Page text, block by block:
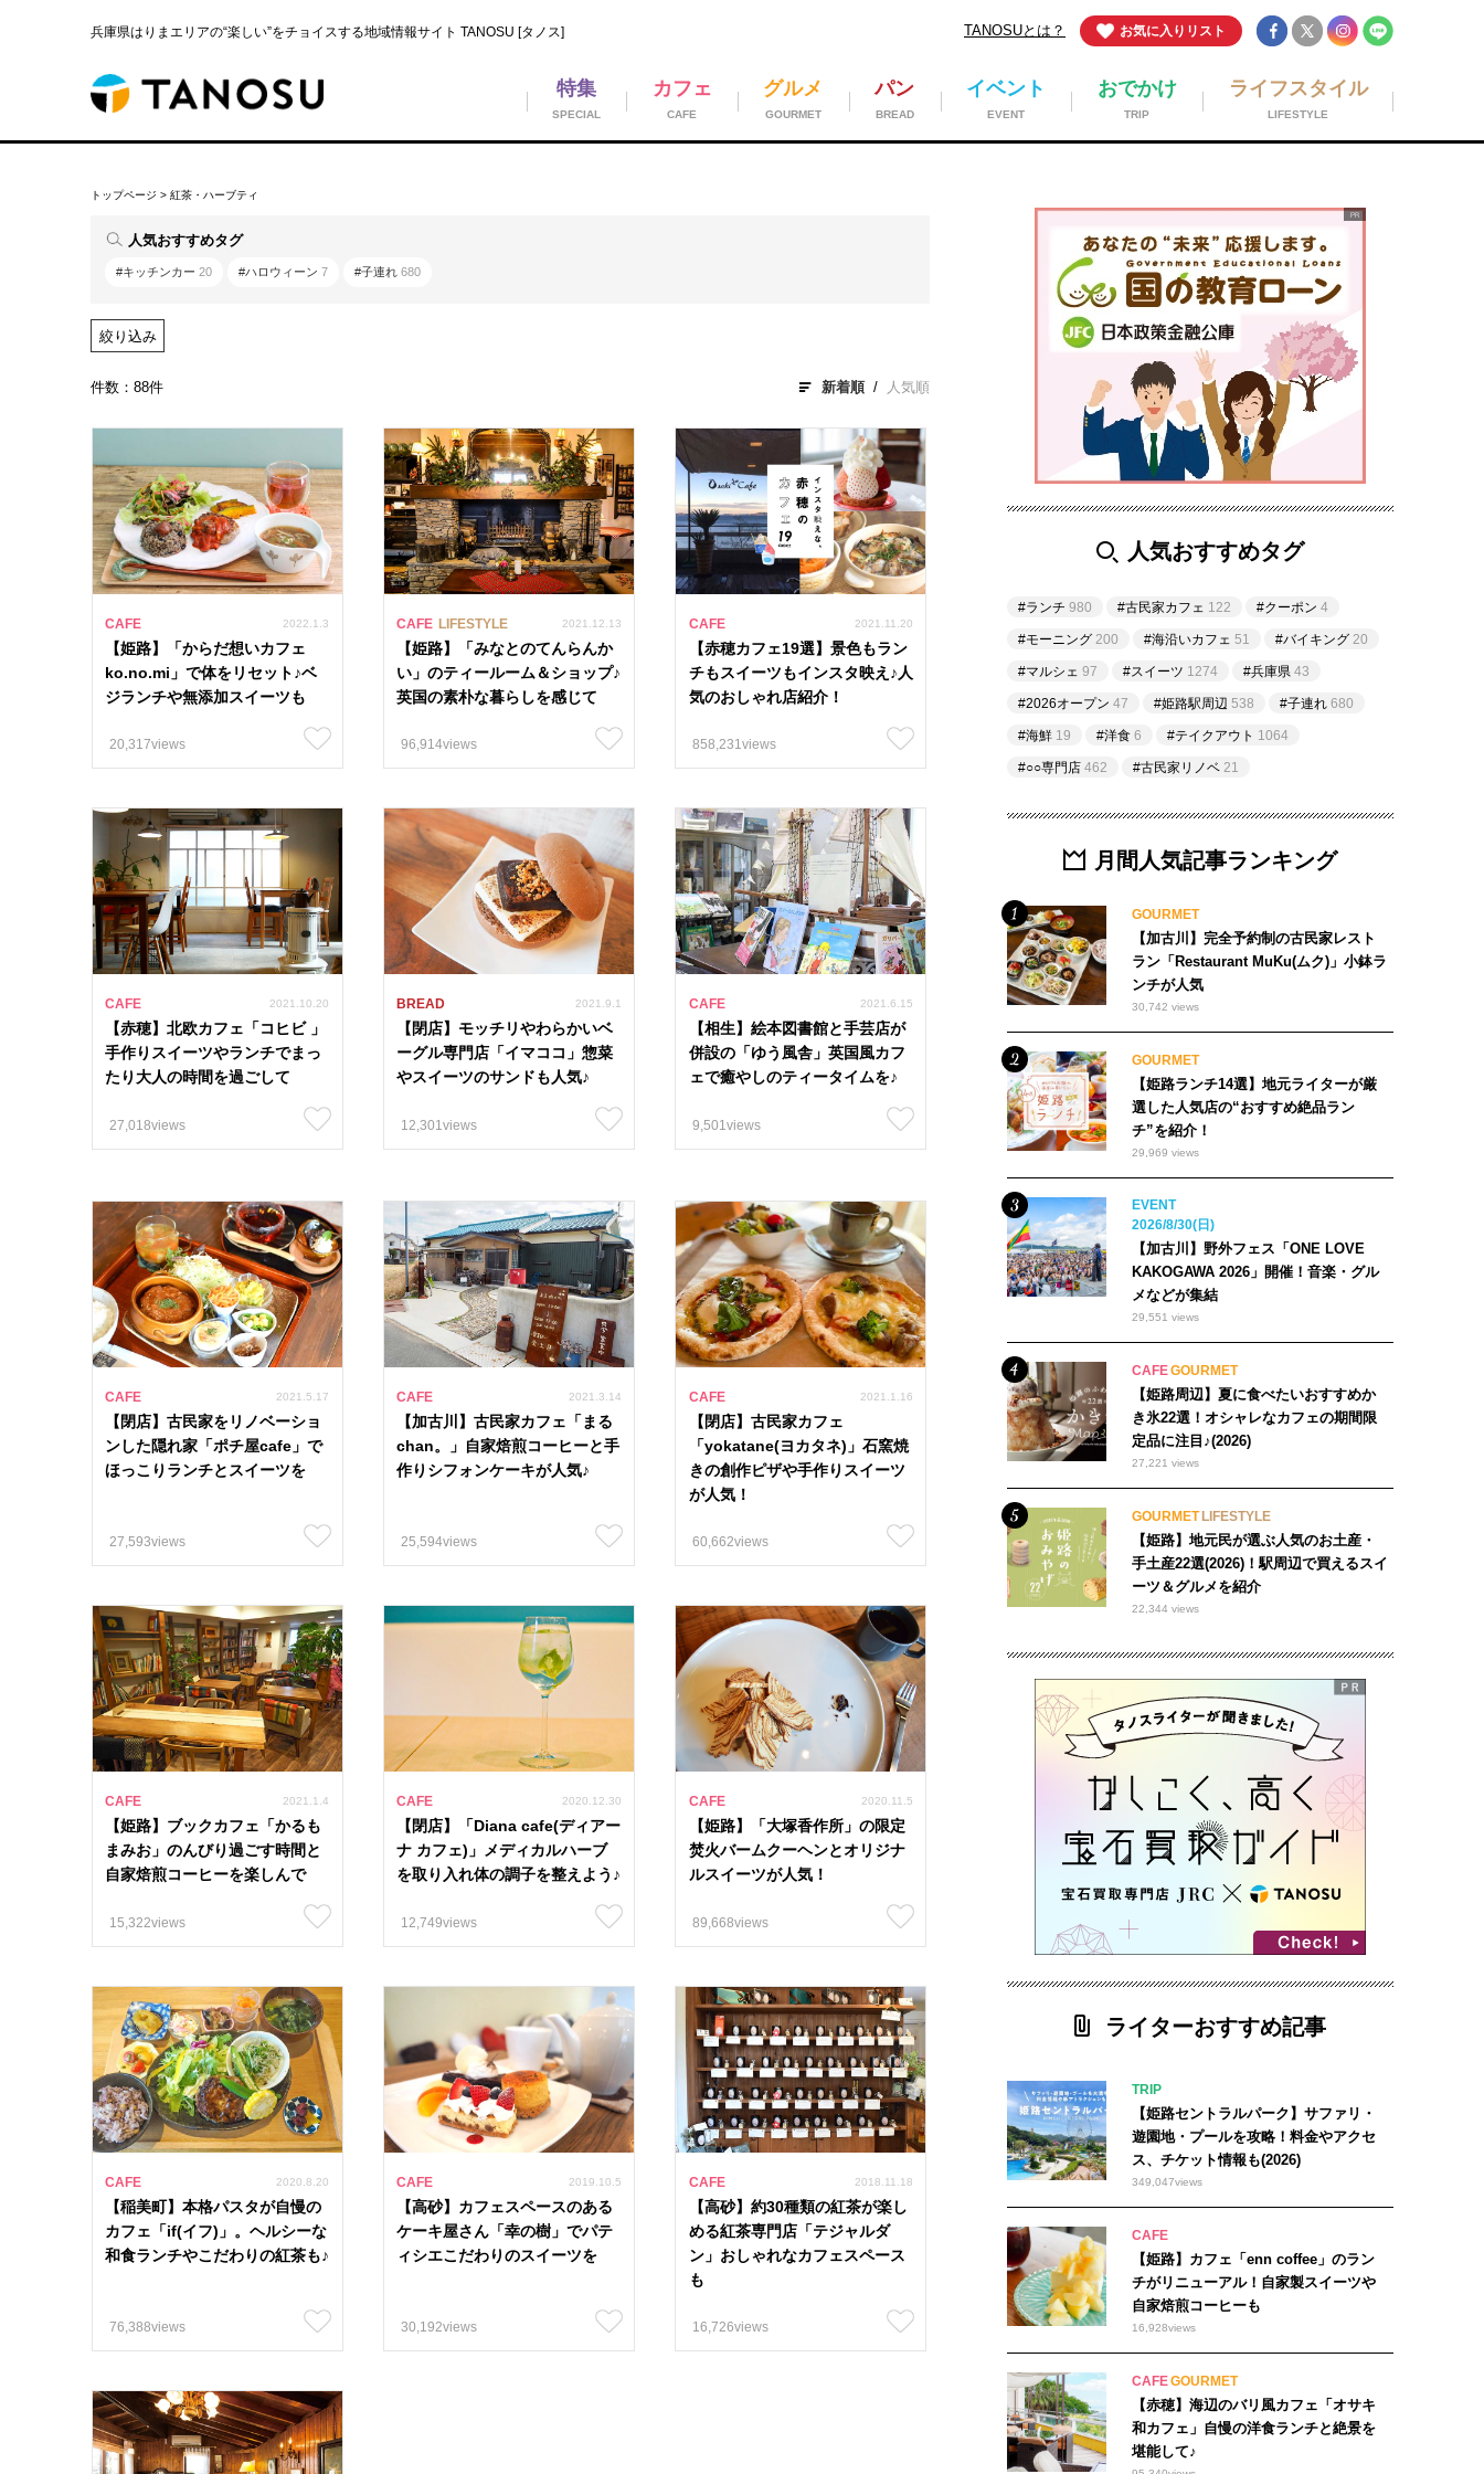
兵庫県はりまエリアの“楽しい”をチョイスする地域情報サイト TANOSU [タノス] お気に入りリスト
TANOSUとは？
ライフスタイル
LIFESTYLE
おでかけ
TRIP
イベント
EVENT
パン
BREAD
グルメ
GOURMET
カフェ
CAFE
特集
SPECIAL
トップページ > 紅茶・ハーブティ
人気おすすめタグ
#キッチンカー 20 #ハロウィーン 7 #子連れ 680
絞り込み
カテゴリー
特集
グルメ パン イベント おでかけ
人気おすすめタグ
#古民家カフェ 122 #スイーツ 1274 #ランチ 980 #テイクアウト 1064 #モーニング 200
#バイキング 20 #海沿いカフェ 51 #マルシェ 97 #○○専門店 462
#クーポン 4 #兵庫県 43 #海鮮 19 #古民家リノベ 21 #2026オープン 47 #洋食 6
#紅茶・ハーブティ 88
エリア13市9町
姫路市
たつの市 赤穂市 相生市 宍粟市
上郡町 太子町 加古川市 高砂市 稲美町 播磨町
明石市 加西市 小野市 三木市 西脇市 加東市
多可町
件数：88件 新着順 人気順
CAFE
【姫路】「からだ想いカフェ
ko.no.mi」で体をリセット♪ベ
ジランチや無添加スイーツも
2022.1.3
20,317views
CAFE LIFESTYLE
【姫路】「みなとのてんらんか
い」のティールーム＆ショップ♪
英国の素朴な暮らしを感じて
2021.12.13
96,914views
CAFE
【赤穂カフェ19選】景色もラン
チもスイーツもインスタ映え♪人
気のおしゃれ店紹介！
2021.11.20
858,231views
CAFE
【赤穂】北欧カフェ「コヒビ 」
手作りスイーツやランチでまっ
たり大人の時間を過ごして
2021.10.20
27,018views
BREAD
【閉店】モッチリやわらかいベ
ーグル専門店「イマココ」惣菜
やスイーツのサンドも人気♪
2021.9.1
12,301views
CAFE
【相生】絵本図書館と手芸店が
併設の「ゆう風舎」英国風カフ
ェで癒やしのティータイムを♪
2021.6.15
9,501views
CAFE
【閉店】古民家をリノベーショ
ンした隠れ家「ポチ屋cafe」で
ほっこりランチとスイーツを
2021.5.17
27,593views
CAFE
【加古川】古民家カフェ「まる
chan。」自家焙煎コーヒーと手
作りシフォンケーキが人気♪
2021.3.14
25,594views
CAFE
【閉店】古民家カフェ
「yokatane(ヨカタネ)」石窯焼
きの創作ピザや手作りスイーツ
が人気！
2021.1.16
60,662views
CAFE
【姫路】ブックカフェ「かるも
まみお」のんびり過ごす時間と
自家焙煎コーヒーを楽しんで
2021.1.4
15,322views
CAFE
【閉店】「Diana cafe(ディアー
ナ カフェ)」メディカルハーブ
を取り入れ体の調子を整えよう♪
2020.12.30
12,749views
CAFE
【姫路】「大塚香作所」の限定
焚火バームクーヘンとオリジナ
ルスイーツが人気！
2020.11.5
89,668views
CAFE
【稲美町】本格パスタが自慢の
カフェ「if(イフ)」。ヘルシーな
和食ランチやこだわりの紅茶も♪
2020.8.20
76,388views
CAFE
【高砂】カフェスペースのある
ケーキ屋さん「幸の樹」でパテ
ィシエこだわりのスイーツを
2019.10.5
30,192views
CAFE
【高砂】約30種類の紅茶が楽し
める紅茶専門店「テジャルダ
ン」おしゃれなカフェスペース
も
2018.11.18
16,726views
人気おすすめタグ
#ランチ 980 #古民家カフェ 122 #クーポン 4
#モーニング 200 #海沿いカフェ 51 #バイキング 20
#マルシェ 97 #スイーツ 1274 #兵庫県 43
#2026オープン 47 #姫路駅周辺 538 #子連れ 680
#海鮮 19 #洋食 6 #テイクアウト 1064
#○○専門店 462 #古民家リノベ 21
月間人気記事ランキング
GOURMET
【加古川】完全予約制の古民家レスト
ラン「Restaurant MuKu(ムク)」小鉢ラ
ンチが人気
30,742 views
GOURMET
【姫路ランチ14選】地元ライターが厳
選した人気店の“おすすめ絶品ラン
チ”を紹介！
29,969 views
EVENT
2026/8/30(日)
【加古川】野外フェス「ONE LOVE
KAKOGAWA 2026」開催！音楽・グル
メなどが集結
29,551 views
CAFEGOURMET
【姫路周辺】夏に食べたいおすすめか
き氷22選！オシャレなカフェの期間限
定品に注目♪(2026)
27,221 views
GOURMET LIFESTYLE
【姫路】地元民が選ぶ人気のお土産・
手土産22選(2026)！駅周辺で買えるスイ
ーツ＆グルメを紹介
22,344 views
ライターおすすめ記事
TRIP
【姫路セントラルパーク】サファリ・
遊園地・プールを攻略！料金やアクセ
ス、チケット情報も(2026)
349,047views
CAFE
【姫路】カフェ「enn coffee」のラン
チがリニューアル！自家製スイーツや
自家焙煎コーヒーも
16,928views
CAFEGOURMET
【赤穂】海辺のバリ風カフェ「オサキ
和カフェ」自慢の洋食ランチと絶景を
堪能して♪